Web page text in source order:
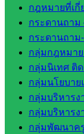
กฎหมายที่เกี่
กระดานถาม
กระดานถาม
กลุ่มกฎหมา
กลุ่มนิเทศ ติ
กลุ่มนโยบาย
กลุ่มบริหารง
กลุ่มบริหาร
กลุ่มพัฒนาค
มอำนวย
การ
กลุ่ม
บริหาร
งานงาน
เงินและ
สินทรัพย์
กลุ่มน
โยบาย